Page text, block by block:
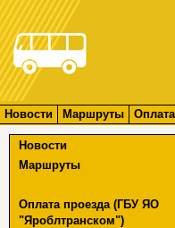
Новости Маршруты
Новости
Маршруты
Оплата проезда (ГБУ ЯО
"Яроблтранском")